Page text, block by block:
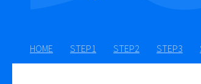
HOME STEP1 STEP2 STEP3